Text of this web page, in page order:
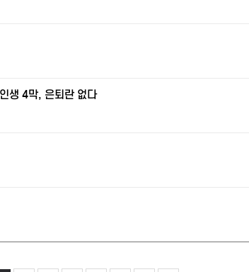
생 4막, 은퇴란 없다